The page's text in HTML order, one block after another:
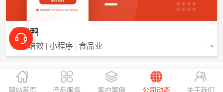
3、因放假给您带来的不便，深表歉意，敬请谅
解！
临武鸭
管理增效 | 小程序 | 食品业
网站首页 产品服务 客户案例 公司动态 关于我们